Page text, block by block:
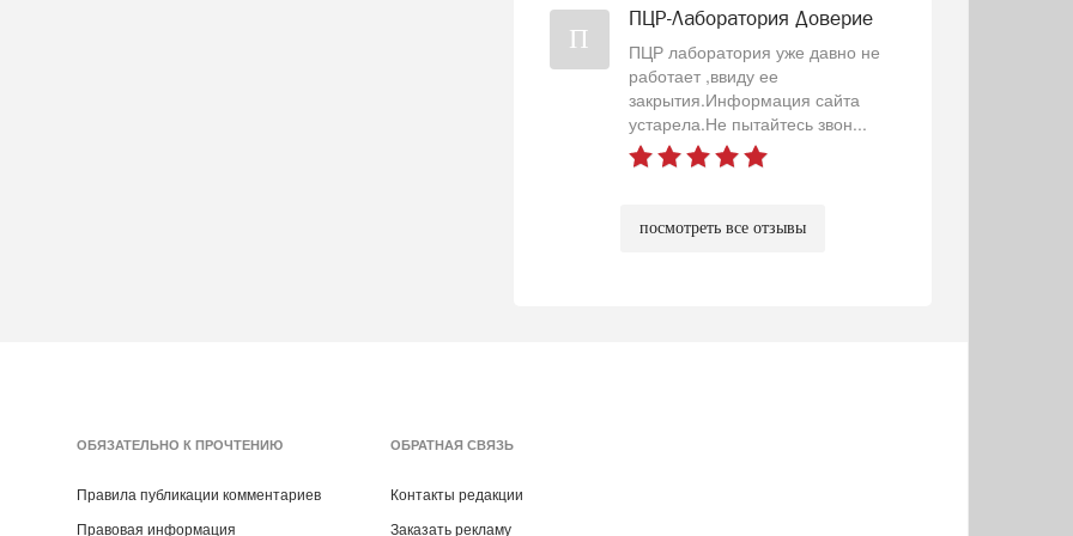
П
ПЦР-Лаборатория Доверие
ПЦР лаборатория уже давно не
работает ,ввиду ее
закрытия.Информация сайта
устарела.Не пытайтесь звон...
посмотреть все отзывы
ОБЯЗАТЕЛЬНО К ПРОЧТЕНИЮ
Правила публикации комментариев
Правовая информация
ОБРАТНАЯ СВЯЗЬ
Контакты редакции
Заказать рекламу